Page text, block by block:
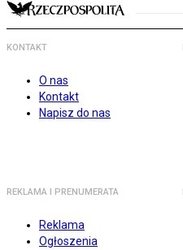
KONTAKT
O nas
Kontakt
Napisz do nas
REKLAMA I PRENUMERATA
Reklama
Ogłoszenia